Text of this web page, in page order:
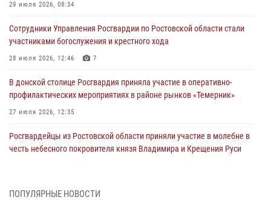
29 июля 2026, 08:34
Сотрудники Управления Росгвардии по Ростовской области стали
участниками богослужения и крестного хода
28 июля 2026, 12:46 7
В донской столице Росгвардия приняла участие в оперативно-
профилактических мероприятиях в районе рынков «Темерник»
27 июля 2026, 12:35
Росгвардейцы из Ростовской области приняли участие в молебне в
честь небесного покровителя князя Владимира и Крещения Руси
При содействии спецназа Росгвардии в Ростовской области прошли
ПОПУЛЯРНЫЕ НОВОСТИ